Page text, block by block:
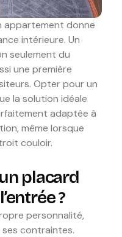
appartement donne
intérieure. Un
seulement du
une première
Opter pour un
la solution idéale
adaptée à
même lorsque
couloir.
placard
?
personnalité,
contraintes.